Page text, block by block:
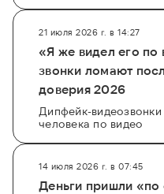
21 июля 2026 г. в 14:27
«Я же видел его по
звонки ломают
доверия 2026
Дипфейк-
человека по видео
14 июля 2026 г. в 07:45
Деньги пришли